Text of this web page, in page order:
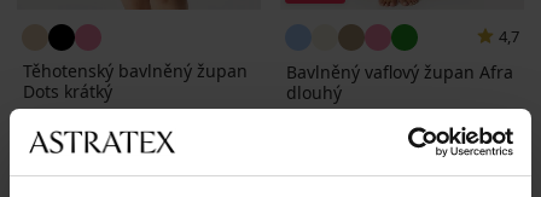
Těhotenský bavlněný župan
Dots krátký
4,7
Bavlněný vaflový župan Afra
dlouhý